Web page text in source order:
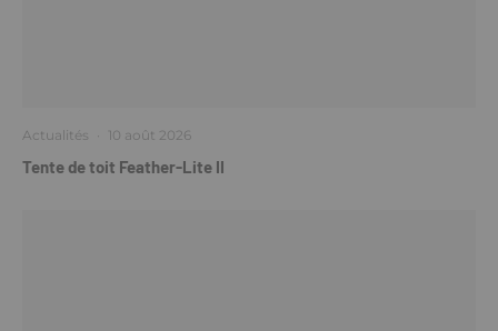
Actualités · 10 août 2026
Tente de toit Feather-Lite II